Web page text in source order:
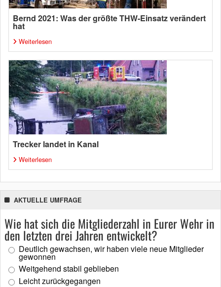
Bernd 2021: Was der größte THW-Einsatz verändert
hat
Weiterlesen
Trecker landet in Kanal
Weiterlesen
AKTUELLE UMFRAGE
Wie hat sich die Mitgliederzahl in Eurer Wehr in
den letzten drei Jahren entwickelt?
Deutlich gewachsen, wir haben viele neue Mitglieder
gewonnen
Weitgehend stabil geblieben
Leicht zurückgegangen